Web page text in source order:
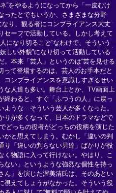
”をやるようになってから「一皮むけ
ったとでもいうか、さまざまな分野
り、観る者にコンプライアンス大丈
ーフで活動している。しかし考えて
になり切ること”なわけで、そういう
しい外貌”になり切って活動している
本来「芸人」というのは“芸を見せる
って登場するのは、芸人のお手本だと
コンプライアンスを意識しすぎるせい
な人達も多い。舞台上とか、TV画面上
終わると、すぐ「ふつうの人」に戻っ
ような…そういう芸人が多くなった。
りが多くなって、日本のドラマなどで
どっちの役者がどっちの役柄を演じた
かと思えてしまう。むかし「違いの判
り「違いの判らない男達」ばかりが役
く物語に入って行けない。やはり、こ
ない」というような強烈な個性を持っ
ん」を演じた渥美清氏は、そのあとい
視えてしょうがなかった。そういう役